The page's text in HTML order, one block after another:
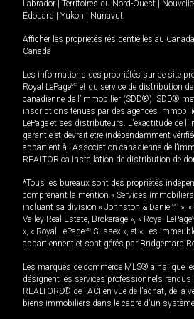
Labrador Territoires du Nord-Ouest
Édouard | Yukon | Nunavut
Afficher les propriétés résidentielles au Canada
Canada
Les informations des propriétés sur ce site
Royal LePageMD et du service de distribution
canadienne de l’immobilier (SDD®). SDD®
inscriptions tenues par des agences
LePage et ses distributeurs. L'exactitude de
garantie et devrait être indépendamment
appartient à l'Association canadienne de
REALTOR.ca Installation de distribution de
*Tous les bureaux sont des propriétés
comprenant la mention « Services immobiliers
incluant sa division « Johnston & Daniel MD »,
Valley Real Estate, Brokerage », « Royal LePage
», « Royal LePageMD Sussex », et « Les
appartiennent et sont gérés par Bridgemarq
Les marques de commerce MLS® ainsi que
désignent les services professionnels rendus
REALTORS® de l'ACI en vue de l'achat, de la
biens immobiliers dans le cadre d'un système